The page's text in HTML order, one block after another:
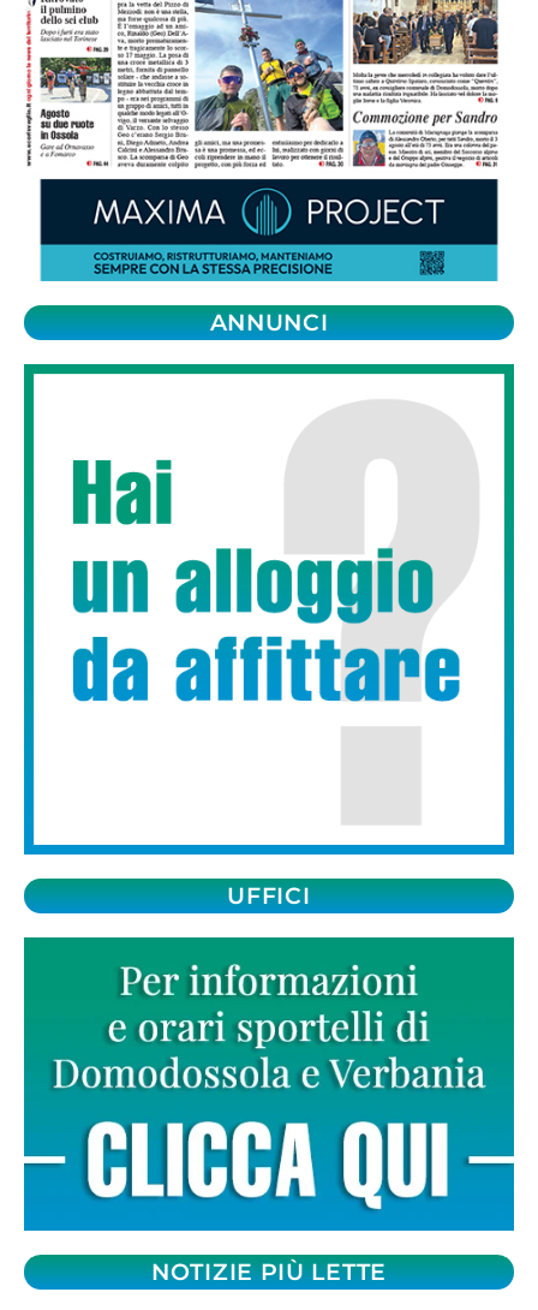
ANNUNCI
UFFICI
NOTIZIE PIÙ LETTE